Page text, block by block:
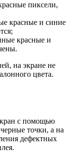
пиксели,
красные и синие
красные и
на экране не
цвета.
с помощью
точки, а на
дефектных